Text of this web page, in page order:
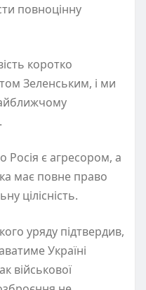
повноцінну
коротко
Зеленським, і ми
є агресором, а
має повне право
цілісність.
уряду підтвердив,
Україні
військової